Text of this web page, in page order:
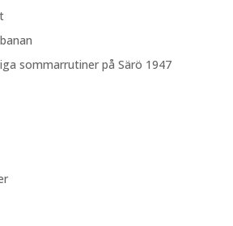
sommarrutiner på Särö 1947